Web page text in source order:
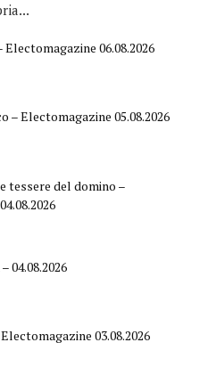
06.08.2026
– Electomagazine 05.08.2026
tessere del domino –
04.08.2026
03.08.2026